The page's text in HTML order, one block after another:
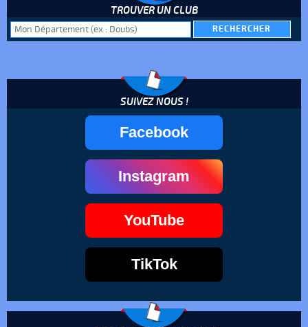
TROUVER UN CLUB
SUIVEZ NOUS !
Facebook
Instagram
YouTube
TikTok